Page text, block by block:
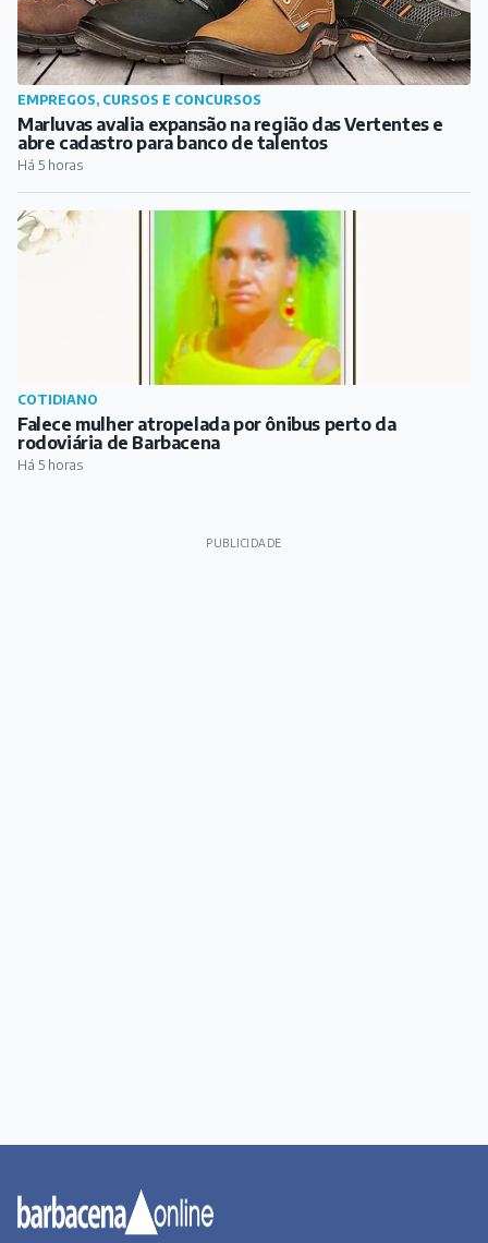
EMPREGOS, CURSOS E CONCURSOS
Marluvas avalia expansão na região das Vertentes e
abre cadastro para banco de talentos
Há 5 horas
COTIDIANO
Falece mulher atropelada por ônibus perto da
rodoviária de Barbacena
Há 5 horas
PUBLICIDADE